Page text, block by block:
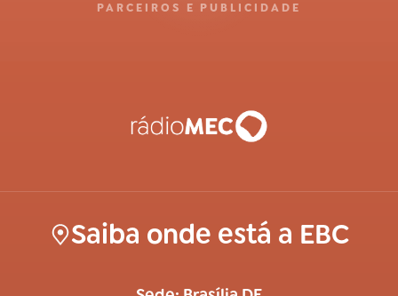
PARCEIROS E PUBLICIDADE
Saiba onde está a EBC